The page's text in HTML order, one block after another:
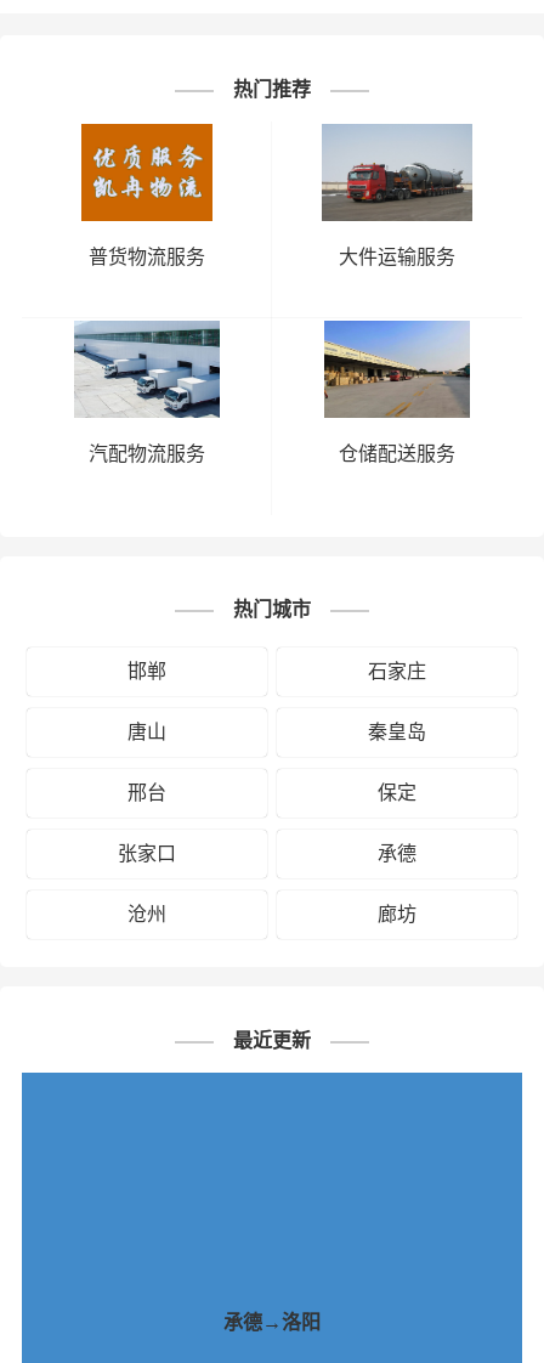
热门推荐
普货物流服务 大件运输服务
汽配物流服务 仓储配送服务
热门城市
邯郸 石家庄
唐山 秦皇岛
邢台 保定
张家口 承德
沧州 廊坊
最近更新
承德→洛阳